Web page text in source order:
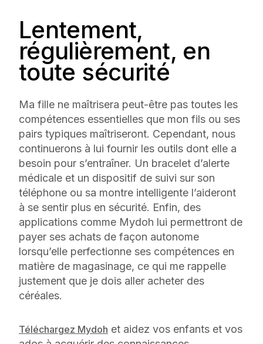
Lentement,
régulièrement, en
toute sécurité
Ma fille ne maîtrisera peut-être pas toutes les
compétences essentielles que mon fils ou ses
pairs typiques maîtriseront. Cependant, nous
continuerons à lui fournir les outils dont elle a
besoin pour s’entraîner. Un bracelet d’alerte
médicale et un dispositif de suivi sur son
téléphone ou sa montre intelligente l’aideront
à se sentir plus en sécurité. Enfin, des
applications comme Mydoh lui permettront de
payer ses achats de façon autonome
lorsqu’elle perfectionne ses compétences en
matière de magasinage, ce qui me rappelle
justement que je dois aller acheter des
céréales.
Téléchargez Mydoh et aidez vos enfants et vos